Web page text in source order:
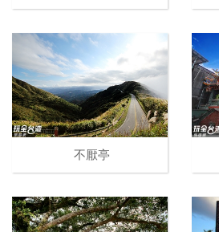
不厭亭